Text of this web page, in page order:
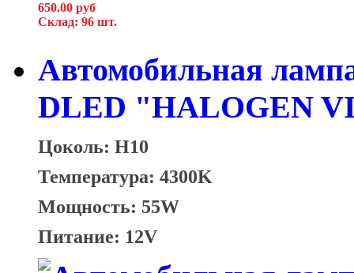
650.00 руб
Склад: 96 шт.
Автомобильная
DLED "HALOGEN
Цоколь: H10
Температура: 4300K
Мощность: 55W
Питание: 12V